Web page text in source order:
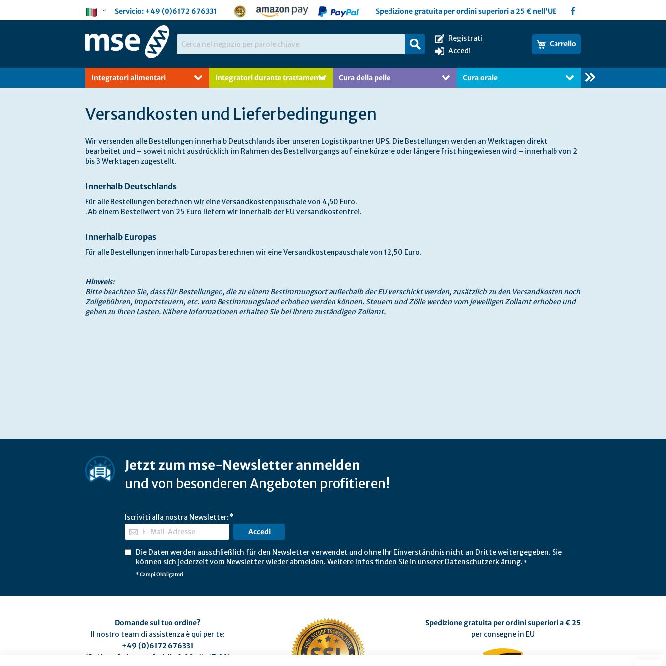
al
Lingua Servicio: +49 (0)6172 676331 Spedizione gratuita per ordini superiori a 25 € nell'UE f
Search
Carrello
Registrati
Accedi
Integratori alimentari Integratori durante trattamento Cura della pelle Cura orale Libri
Versandkosten und Lieferbedingungen
Wir versenden alle Bestellungen innerhalb Deutschlands über unseren Logistikpartner UPS. Die Bestellungen werden an Werktagen direkt
bearbeitet und – soweit nicht ausdrücklich im Rahmen des Bestellvorgangs auf eine kürzere oder längere Frist hingewiesen wird – innerhalb von 2
bis 3 Werktagen zugestellt.
Innerhalb Deutschlands
Für alle Bestellungen berechnen wir eine Versandkostenpauschale von 4,50 Euro.
.Ab einem Bestellwert von 25 Euro liefern wir innerhalb der EU versandkostenfrei.
Innerhalb Europas
Für alle Bestellungen innerhalb Europas berechnen wir eine Versandkostenpauschale von 12,50 Euro.
Hinweis:
Bitte beachten Sie, dass für Bestellungen, die zu einem Bestimmungsort außerhalb der EU verschickt werden, zusätzlich zu den Versandkosten noch
Zollgebühren, Importsteuern, etc. vom Bestimmungsland erhoben werden können. Steuern und Zölle werden vom jeweiligen Zollamt erhoben und
gehen zu Ihren Lasten. Nähere Informationen erhalten Sie bei Ihrem zuständigen Zollamt.
Jetzt zum mse-Newsletter anmelden
und von besonderen Angeboten profitieren!
Iscriviti alla nostra Newsletter:
Accedi
Die Daten werden ausschließlich für den Newsletter verwendet und ohne Ihr Einverständnis nicht an Dritte weitergegeben. Sie
können sich jederzeit vom Newsletter wieder abmelden. Weitere Infos finden Sie in unserer Datenschutzerklärung. *
* Campi Obbligatori
Domande sul tuo ordine?
Il nostro team di assistenza è qui per te:
+49 (0)6172 676331
(Dal lunedì al venerdì, dalle 9:00 alle 17:00)
Spedizione gratuita per ordini superiori a € 25
per consegne in EU